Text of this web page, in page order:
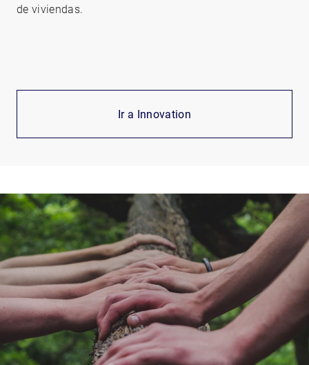
de viviendas.
Ir a Innovation